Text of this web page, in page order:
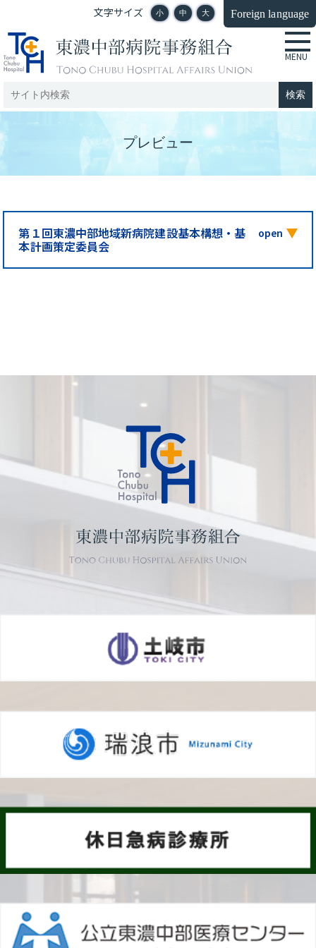
文字サイズ 小 中 大 Foreign language
プレビュー
第１回東濃中部地域新病院建設基本構想・基
本計画策定委員会